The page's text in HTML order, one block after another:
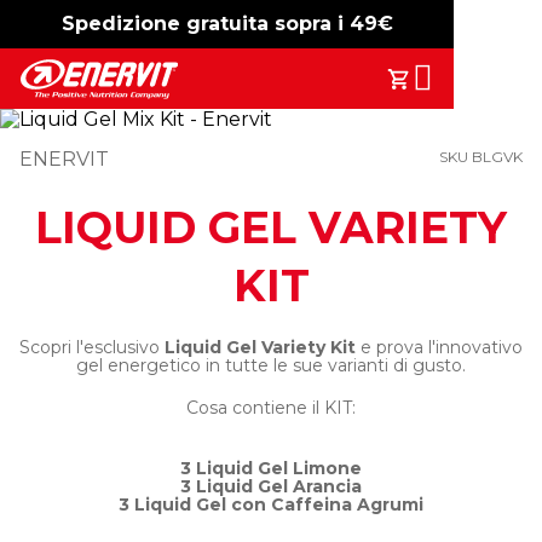
Spedizione gratuita sopra i 49€
-15% free shipping
Il Tuo
Search
ENERVIT SKU BLGVK
LIQUID GEL VARIETY
KIT
Scopri l'esclusivo Liquid Gel Variety Kit e prova l'innovativo
gel energetico in tutte le sue varianti di gusto.
Cosa contiene il KIT:
3 Liquid Gel Limone
3 Liquid Gel Arancia
3 Liquid Gel con Caffeina Agrumi